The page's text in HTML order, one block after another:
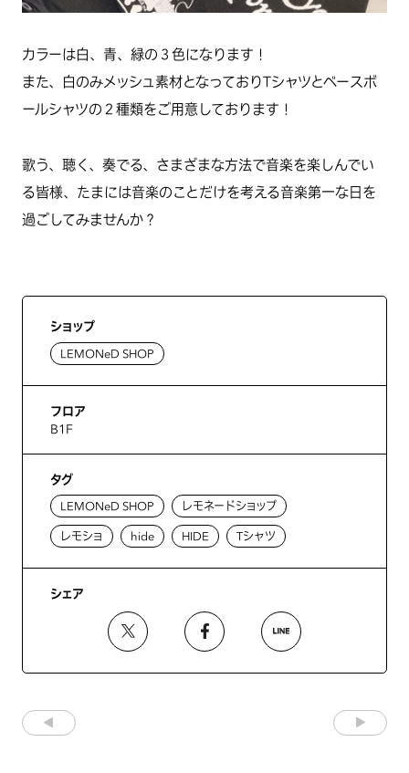
カラーは白、青、緑の３色になります！
また、白のみメッシュ素材となっておりTシャツとベースボ
ールシャツの２種類をご用意しております！
歌う、聴く、奏でる、さまざまな方法で音楽を楽しんでい
る皆様、たまには音楽のことだけを考える音楽第一な日を
過ごしてみませんか？
ショップ
LEMONeD SHOP
フロア
B1F
タグ
LEMONeD SHOP
レモネードショップ
レモショ
hide HIDE Tシャツ
シェア